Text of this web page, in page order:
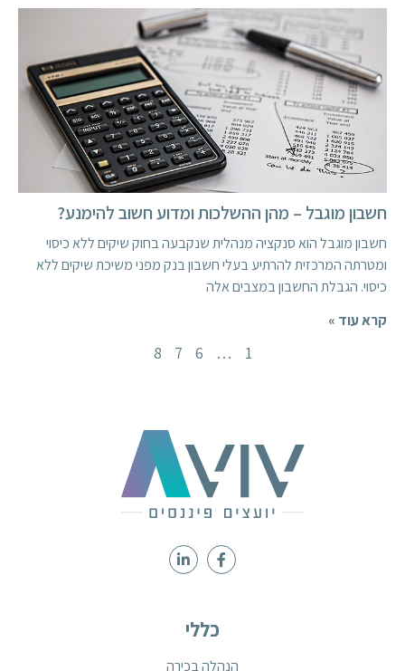
חשבון מוגבל – מהן ההשלכות ומדוע חשוב להימנע?
חשבון מוגבל הוא סנקציה מנהלית שנקבעה בחוק שיקים ללא כיסוי
ומטרתה המרכזית להרתיע בעלי חשבון בנק מפני משיכת שיקים ללא
כיסוי. הגבלת החשבון במצבים אלה
קרא עוד »
1
…
6
7
8
כללי
הנהלה בכירה